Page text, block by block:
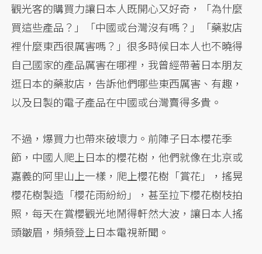
觀光客的購買力讓日本人既開心又好奇，「為什麼
買這些產品？」「中國或台灣沒有嗎？」「藥妝店
裡什麼東西很厲害嗎？」很多時候日本人也不曉得
自己國家的產品厲害在哪裡，我曾經帶著日本朋友
逛日本的藥妝店，告訴他們哪些東西厲害、有趣，
以及日製的電子產品在中國或台灣賣得多貴。
不過，爆買力也帶來破壞力。前陣子日本櫻花季
節，中國人爬上日本的櫻花樹，他們就像在北京或
嘉義的阿里山上一樣，爬上櫻花樹「賞花」，搖晃
櫻花樹製造「櫻花雨紛紛」，甚至拉下櫻花樹枝拍
照，每天在賞櫻觀光地鬧得軒然大波，讓日本人搖
頭皺眉，頻頻登上日本電視新聞。